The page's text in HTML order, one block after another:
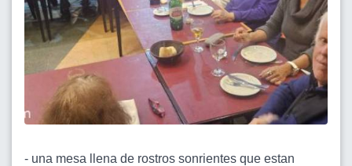
- una mesa llena de rostros sonrientes que estan